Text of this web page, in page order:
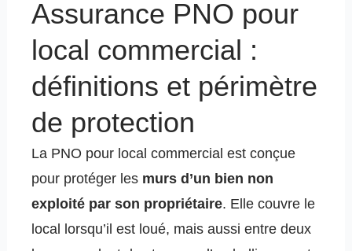
Assurance PNO pour
local commercial :
définitions et périmètre
de protection
La PNO pour local commercial est conçue
pour protéger les murs d’un bien non
exploité par son propriétaire. Elle couvre le
local lorsqu’il est loué, mais aussi entre deux